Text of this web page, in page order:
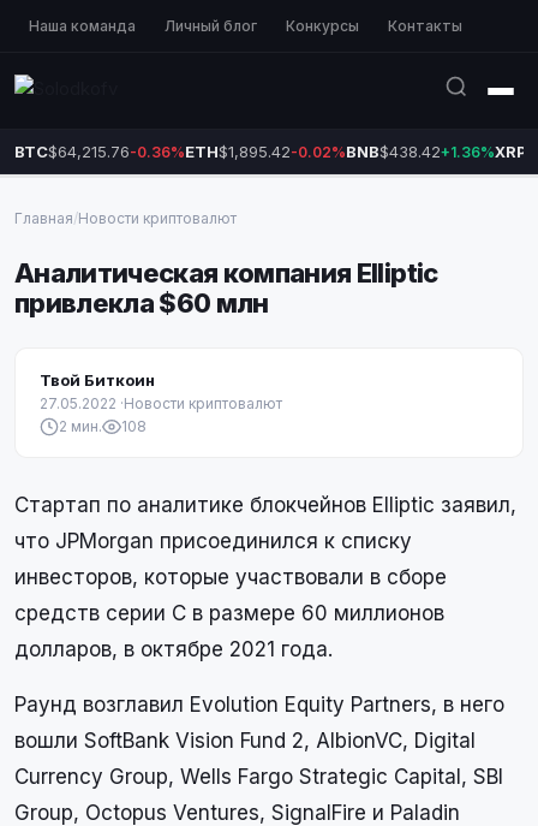
Наша команда Личный блог Конкурсы Контакты
BTC$64,215.76-0.36%ETH$1,895.42-0.02%BNB$438.42+1.36%XRP
Главная/Новости криптовалют
Аналитическая компания Elliptic
привлекла $60 млн
Твой Биткоин
27.05.2022 ·Новости криптовалют
2 мин.
108
Стартап по аналитике блокчейнов Elliptic заявил,
что JPMorgan присоединился к списку
инвесторов, которые участвовали в сборе
средств серии C в размере 60 миллионов
долларов, в октябре 2021 года.
Раунд возглавил Evolution Equity Partners, в него
вошли SoftBank Vision Fund 2, AlbionVC, Digital
Currency Group, Wells Fargo Strategic Capital, SBI
Group, Octopus Ventures, SignalFire и Paladin